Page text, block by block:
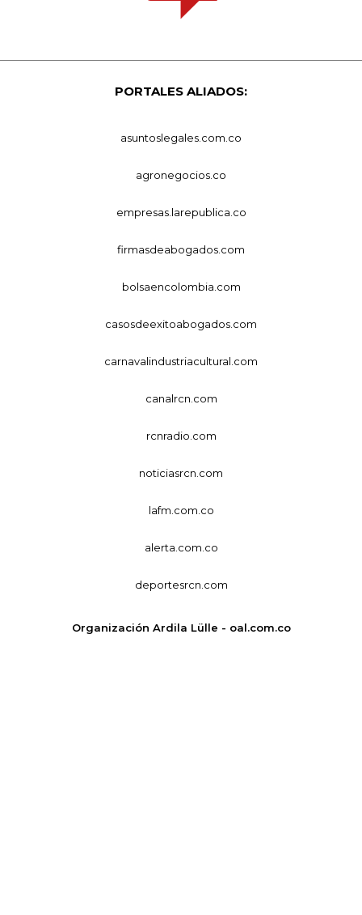
PORTALES ALIADOS:
asuntoslegales.com.co
agronegocios.co
empresas.larepublica.co
firmasdeabogados.com
bolsaencolombia.com
casosdeexitoabogados.com
carnavalindustriacultural.com
canalrcn.com
rcnradio.com
noticiasrcn.com
lafm.com.co
alerta.com.co
deportesrcn.com
Organización Ardila Lülle - oal.com.co